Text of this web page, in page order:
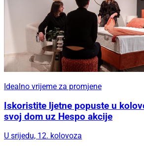
Idealno vrijeme za promjene
Iskoristite ljetne popuste u
svoj dom uz Hespo akcije
U srijedu, 12. kolovoza